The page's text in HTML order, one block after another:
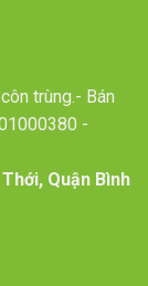
trùng.- Bán
-
Quận Bình